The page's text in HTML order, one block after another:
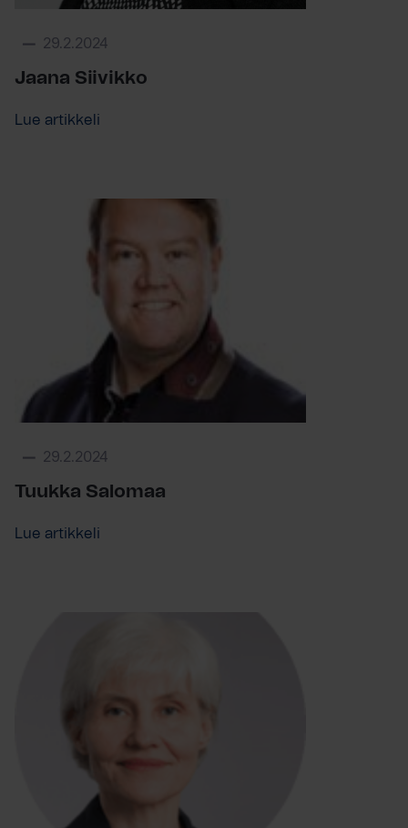
29.2.2024
Jaana Siivikko
Lue artikkeli
29.2.2024
Tuukka Salomaa
Lue artikkeli